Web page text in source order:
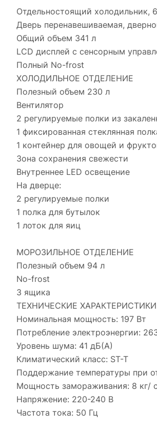
Отдельностоящий холодильник,
Дверь перенавешиваемая,
Общий объем 341 л
LCD дисплей с сенсорным
Полный No-frost
ХОЛОДИЛЬНОЕ ОТДЕЛЕНИЕ
Полезный объем 230 л
Вентилятор
2 регулируемые полки из
1 фиксированная стеклянная
1 контейнер для овощей и
Зона сохранения свежести
Внутреннее LED освещение
На дверце:
2 регулируемые полки
1 полка для бутылок
1 лоток для яиц
МОРОЗИЛЬНОЕ ОТДЕЛЕНИЕ
Полезный объем 94 л
No-frost
3 ящика
ТЕХНИЧЕСКИЕ ХАРАКТЕРИСТИКИ
Номинальная мощность: 197 Вт
Потребление электроэнергии:
Уровень шума: 41 дБ(А)
Климатический класс: ST-T
Поддержание температуры при
Мощность замораживания: 8 кг/
Напряжение: 220-240 В
Частота тока: 50 Гц